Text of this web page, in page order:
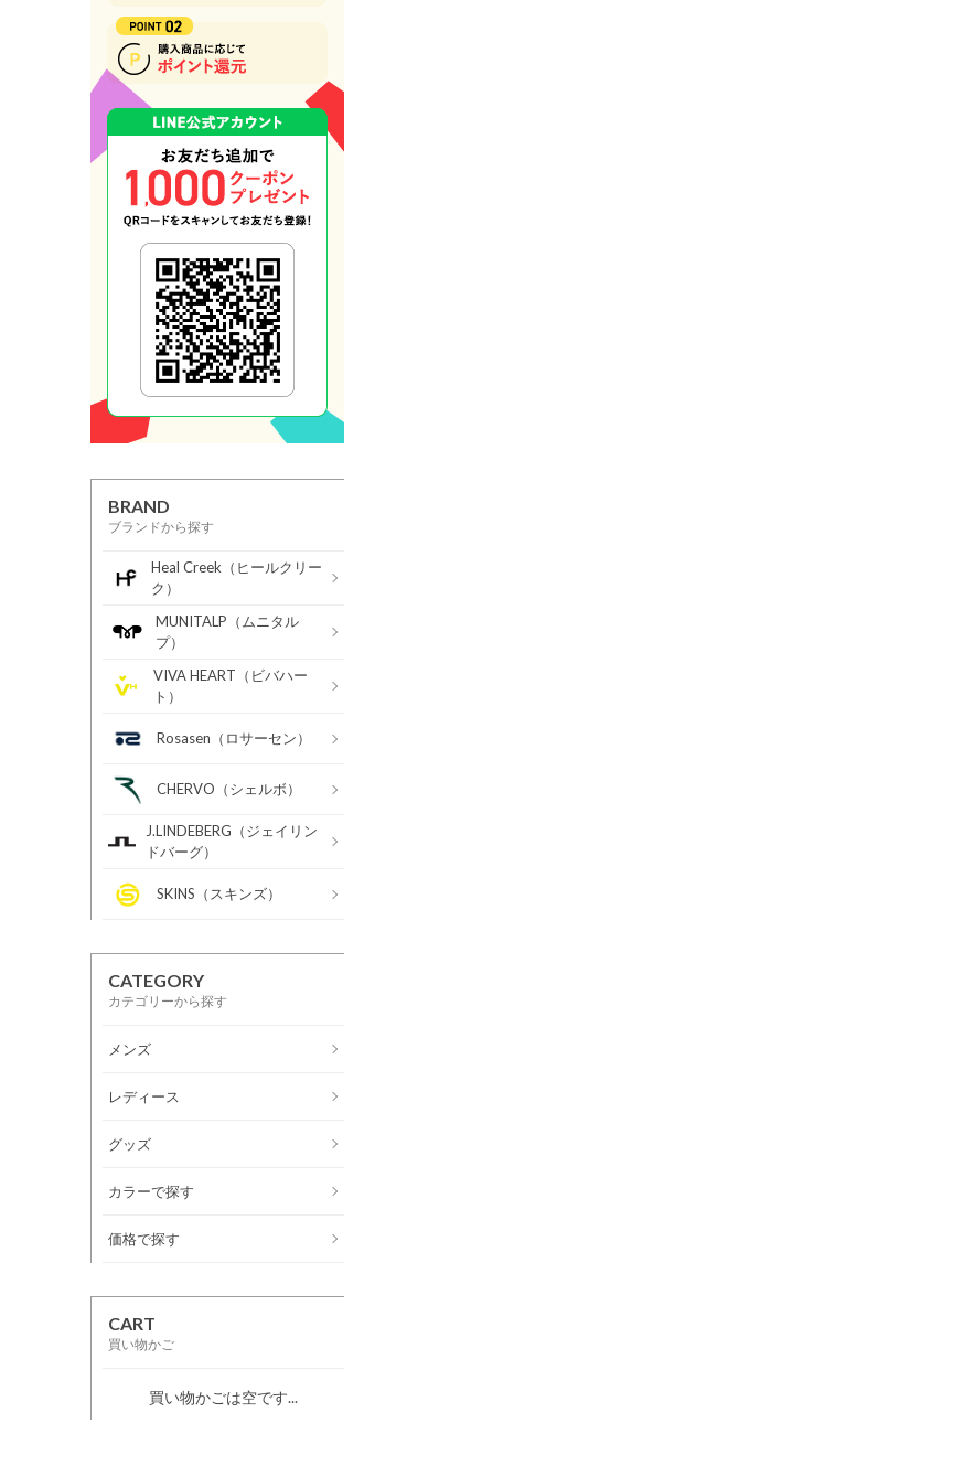
BRAND
ブランドから探す
Heal Creek（ヒールクリー
ク）
MUNITALP（ムニタル
プ）
VIVA HEART（ビバハー
ト）
Rosasen（ロサーセン）
CHERVO（シェルボ）
J.LINDEBERG（ジェイリン
ドバーグ）
SKINS（スキンズ）
CATEGORY
カテゴリーから探す
メンズ
レディース
グッズ
カラーで探す
価格で探す
CART
買い物かご
買い物かごは空です...